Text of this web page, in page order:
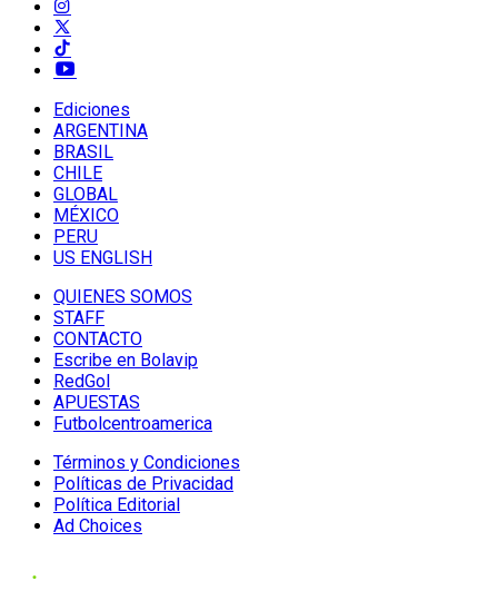
Ediciones
ARGENTINA
BRASIL
CHILE
GLOBAL
MÉXICO
PERU
US ENGLISH
QUIENES SOMOS
STAFF
CONTACTO
Escribe en Bolavip
RedGol
APUESTAS
Futbolcentroamerica
Términos y Condiciones
Políticas de Privacidad
Política Editorial
Ad Choices